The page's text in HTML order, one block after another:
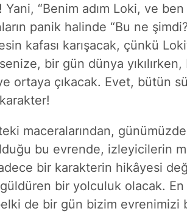
Yani, “Benim adım Loki, ve
panik halinde “Bu ne
kafası karışacak, çünkü
bir gün dünya
ortaya çıkacak. Evet, bütün
maceralarından,
bu evrende, izleyicilerin
bir karakterin hikâyesi
bir yolculuk olacak. En
de bir gün bizim evrenimizi